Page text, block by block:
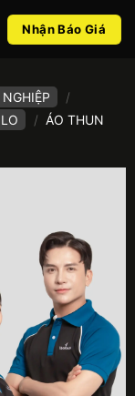
Nhận Báo Giá
/
/ ÁO THUN